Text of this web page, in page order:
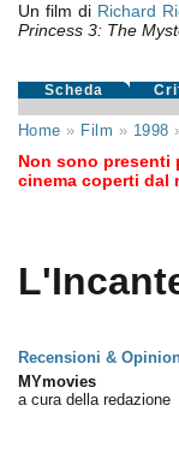
Un film di Richard
Princess 3: The
Scheda
Home » Film » 1998
Non sono presenti
cinema coperti dal
Recensioni &
MYmovies
a cura della redazione